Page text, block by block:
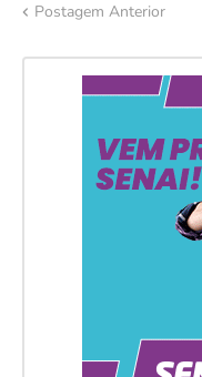
Postagem Anterior